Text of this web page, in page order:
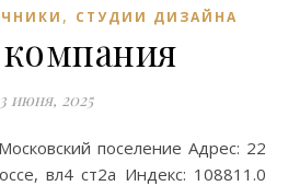
, СТУДИИ ДИЗАЙНА
июня, 2025
вл4 ст2а Индекс: 108811.0